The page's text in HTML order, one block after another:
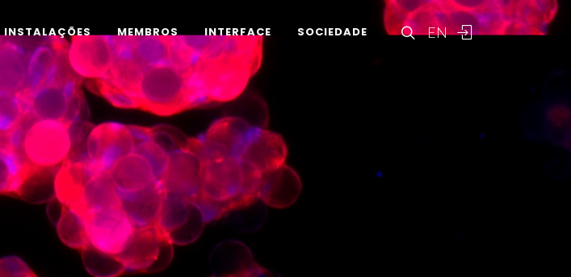
EN
INSTALAÇÕES MEMBROS INTERFACE SOCIEDADE